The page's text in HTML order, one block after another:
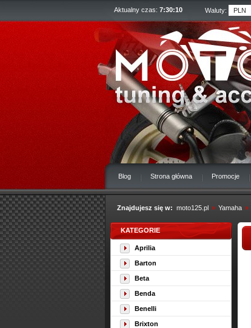
Aktualny czas: 7:30:11 Waluty:
Blog Strona główna Promocje
Znajdujesz się w: moto125.pl » Yamaha »
KATEGORIE
Aprilia
Barton
Beta
Benda
Benelli
Brixton